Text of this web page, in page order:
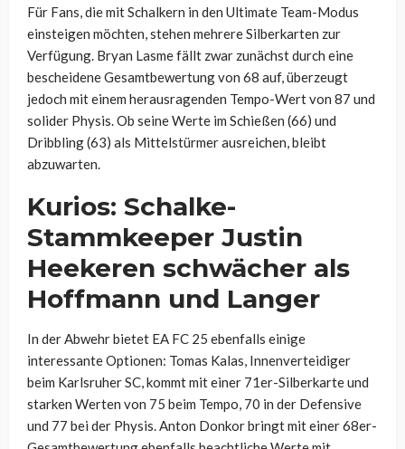
Für Fans, die mit Schalkern in den Ultimate Team-Modus
einsteigen möchten, stehen mehrere Silberkarten zur
Verfügung. Bryan Lasme fällt zwar zunächst durch eine
bescheidene Gesamtbewertung von 68 auf, überzeugt
jedoch mit einem herausragenden Tempo-Wert von 87 und
solider Physis. Ob seine Werte im Schießen (66) und
Dribbling (63) als Mittelstürmer ausreichen, bleibt
abzuwarten.
Kurios: Schalke-
Stammkeeper Justin
Heekeren schwächer als
Hoffmann und Langer
In der Abwehr bietet EA FC 25 ebenfalls einige
interessante Optionen: Tomas Kalas, Innenverteidiger
beim Karlsruher SC, kommt mit einer 71er-Silberkarte und
starken Werten von 75 beim Tempo, 70 in der Defensive
und 77 bei der Physis. Anton Donkor bringt mit einer 68er-